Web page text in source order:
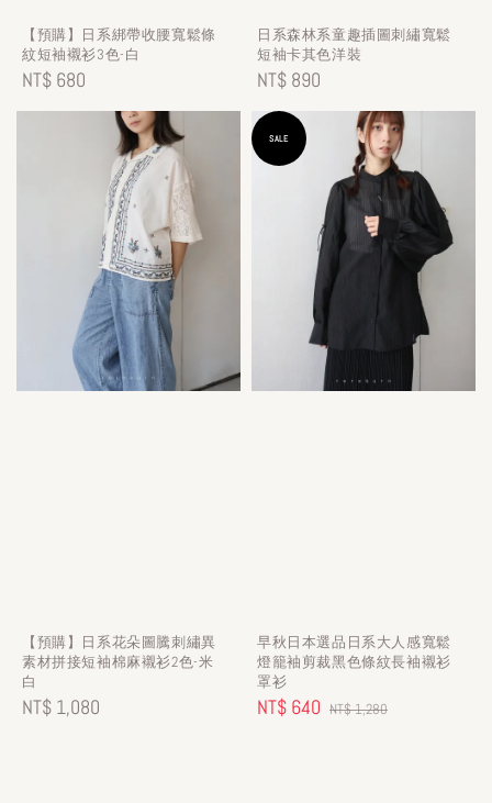
【預購】日系綁帶收腰寬鬆條
紋短袖襯衫3色-白
Regular
price
NT$ 680
日系森林系童趣插圖刺繡寬鬆
短袖卡其色洋裝
Regular
price
NT$ 890
【預購】日系花朵圖騰刺繡異
素材拼接短袖棉麻襯衫2色-米
白
Regular
NT$ 1,080
SALE
早秋日本選品日系大人感寬鬆
燈籠袖剪裁黑色條紋長袖襯衫
罩衫
Sale
NT$ 640 Regular
NT$ 1,280